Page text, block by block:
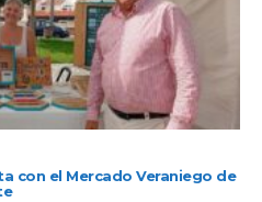
con el Mercado Veraniego de